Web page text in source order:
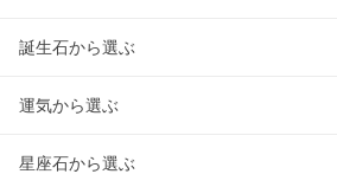
誕生石から選ぶ
運気から選ぶ
星座石から選ぶ